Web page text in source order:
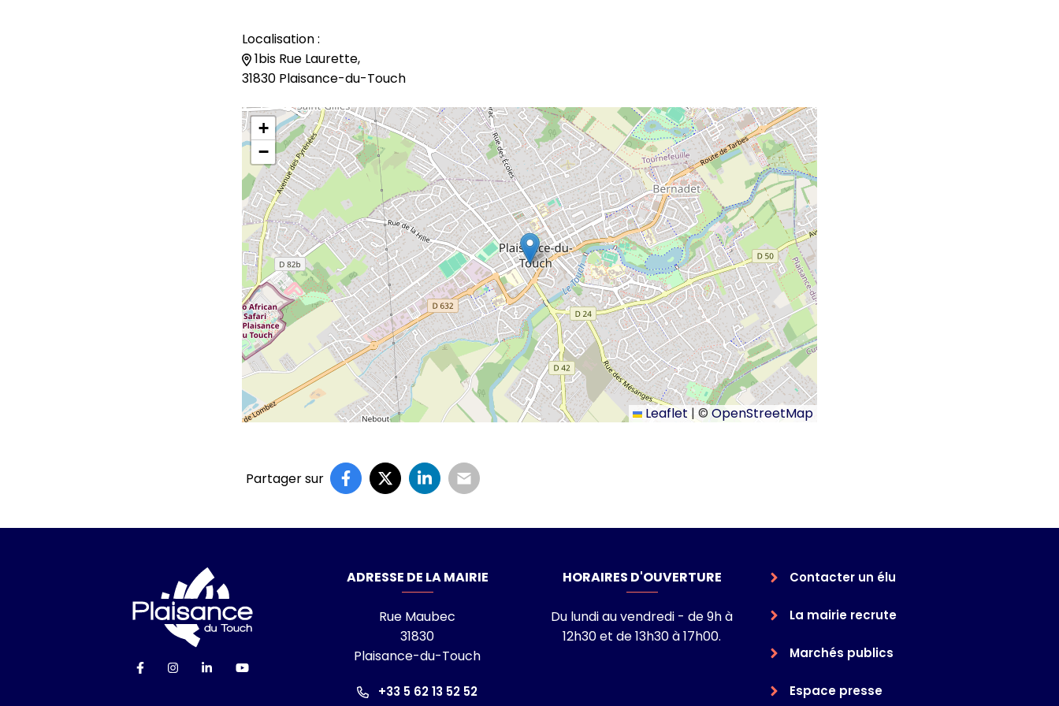
Localisation :
1bis Rue Laurette,
31830 Plaisance-du-Touch
+
−
Leaflet|©OpenStreetMap
Partager sur
Logo Ville de Plaisance-du-Touch
Lien vers le compte Facebook
Lien vers le compte Instagram
Lien vers le compte Linkedin
Lien vers la chaîne Youtube
ADRESSE DE LA MAIRIE
Rue Maubec
31830
Plaisance-du-Touch
+33 5 62 13 52 52
HORAIRES D'OUVERTURE
Du lundi au vendredi - de 9h à
12h30 et de 13h30 à 17h00.
Contacter un élu
La mairie recrute
Marchés publics
Espace presse